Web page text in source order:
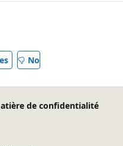
No
de confidentialité